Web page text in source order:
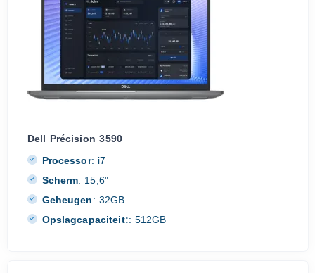
Dell Précision 3590
Processor: i7
Scherm: 15,6"
Geheugen: 32GB
Opslagcapaciteit:: 512GB